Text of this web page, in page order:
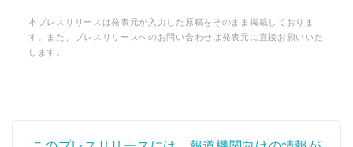
本プレスリリースは発表元が入力した原稿をそのまま掲載しておりま
す。また、プレスリリースへのお問い合わせは発表元に直接お願いいた
します。